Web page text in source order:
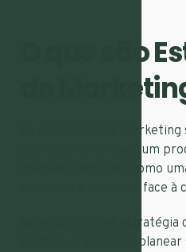
O que são
de
As estratégias de
que visam promover um
mercado, definindo como
comunica o seu valor face à
No entanto, uma
estática. É essencial